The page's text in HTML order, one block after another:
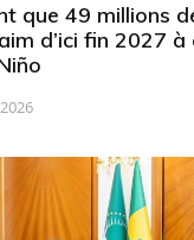
que 49 millions
d’ici fin 2027 à